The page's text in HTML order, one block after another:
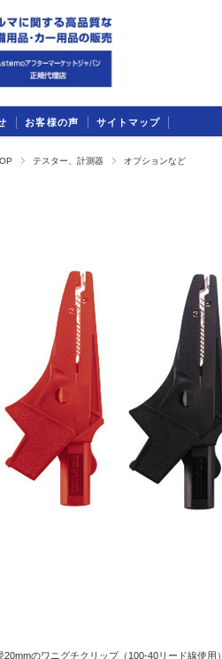
お客様の声 サイトマップ
テスター、計測器 オプションなど
20mmのワニグチクリップ（100-40リード線使用）